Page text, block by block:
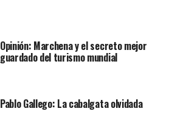
Opinión: Marchena y el secreto mejor
guardado del turismo mundial
Pablo Gallego: La cabalgata olvidada